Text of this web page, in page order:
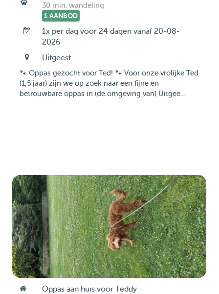
30 min. wandeling
1 AANBOD
1x per dag voor 24 dagen vanaf 20-08-
2026
Uitgeest
🐾 Oppas gezocht voor Ted! 🐾 Voor onze vrolijke Ted
(1,5 jaar) zijn we op zoek naar een fijne en
betrouwbare oppas in (de omgeving van) Uitgee...
Oppas aan huis voor Teddy